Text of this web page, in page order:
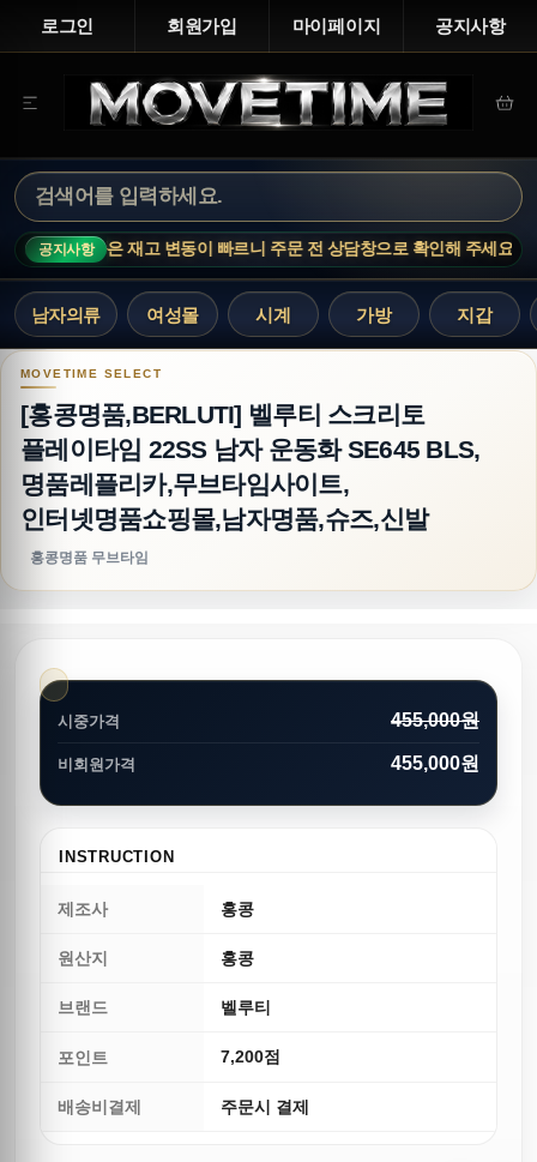
로그인 회원가입 마이페이지 공지사항
공지사항
품은 재고 변동이 빠르니 주문 전 상담창으로 확인해 주세요.
남자의류 여성몰 시계 가방 지갑
[홍콩명품,BERLUTI] 벨루티 스크리토 플레이타
[홍콩명품,BERLUTI] 벨루티 스크리토
플레이타임 22SS 남자 운동화 SE645 BLS,
명품레플리카,무브타임사이트,
인터넷명품쇼핑몰,남자명품,슈즈,신발
홍콩명품 무브타임
시중가격 455,000원
비회원가격 455,000원
INSTRUCTION
제조사 홍콩
원산지 홍콩
브랜드 벨루티
포인트 7,200점
배송비결제 주문시 결제